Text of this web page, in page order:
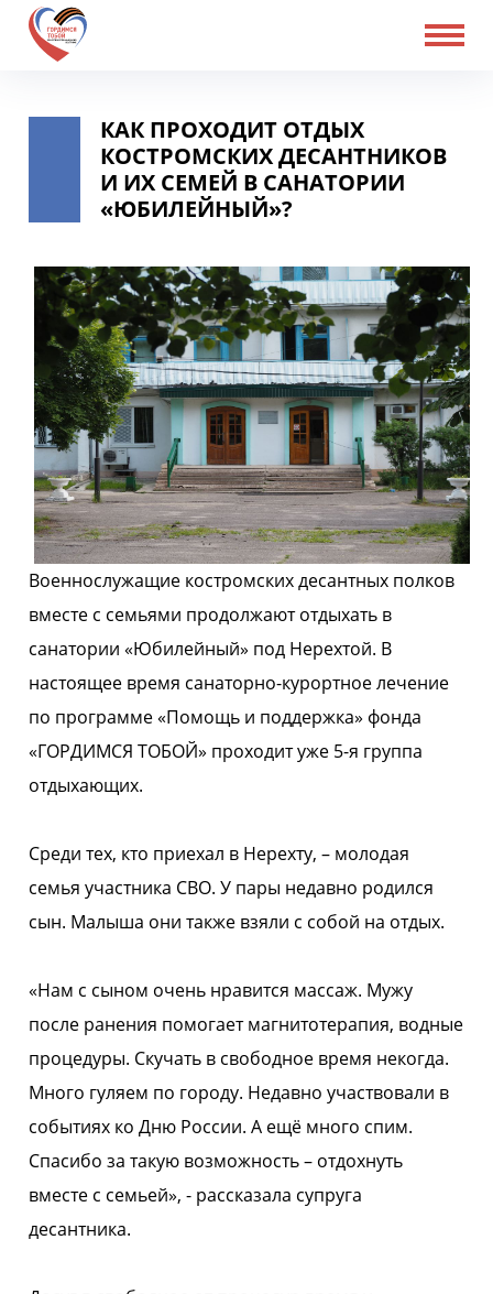
КАК ПРОХОДИТ ОТДЫХ
КОСТРОМСКИХ ДЕСАНТНИКОВ
И ИХ СЕМЕЙ В САНАТОРИИ
«ЮБИЛЕЙНЫЙ»?
Военнослужащие костромских десантных полков
вместе с семьями продолжают отдыхать в
санатории «Юбилейный» под Нерехтой. В
настоящее время санаторно-курортное лечение
по программе «Помощь и поддержка» фонда
«ГОРДИМСЯ ТОБОЙ» проходит уже 5-я группа
отдыхающих.
Среди тех, кто приехал в Нерехту, – молодая
семья участника СВО. У пары недавно родился
сын. Малыша они также взяли с собой на отдых.
«Нам с сыном очень нравится массаж. Мужу
после ранения помогает магнитотерапия, водные
процедуры. Скучать в свободное время некогда.
Много гуляем по городу. Недавно участвовали в
событиях ко Дню России. А ещё много спим.
Спасибо за такую возможность – отдохнуть
вместе с семьей», - рассказала супруга
десантника.